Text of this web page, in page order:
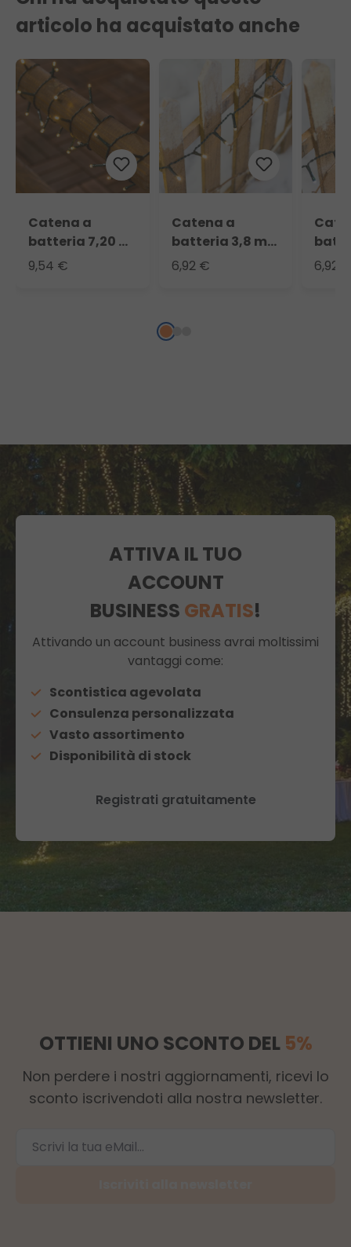
articolo ha acquistato anche
Catena a
batteria 7,20 m,
180 led bianco
9,54 €
Catena a
batteria 3,8 m,
96 led bianco
6,92 €
96
6,92
ATTIVA IL TUO
ACCOUNT
BUSINESS GRATIS!
Attivando un account business avrai moltissimi
vantaggi come:
Scontistica agevolata
Consulenza personalizzata
Vasto assortimento
Disponibilità di stock
Registrati gratuitamente
OTTIENI UNO SCONTO DEL 5%
Non perdere i nostri aggiornamenti, ricevi lo
sconto iscrivendoti alla nostra newsletter.